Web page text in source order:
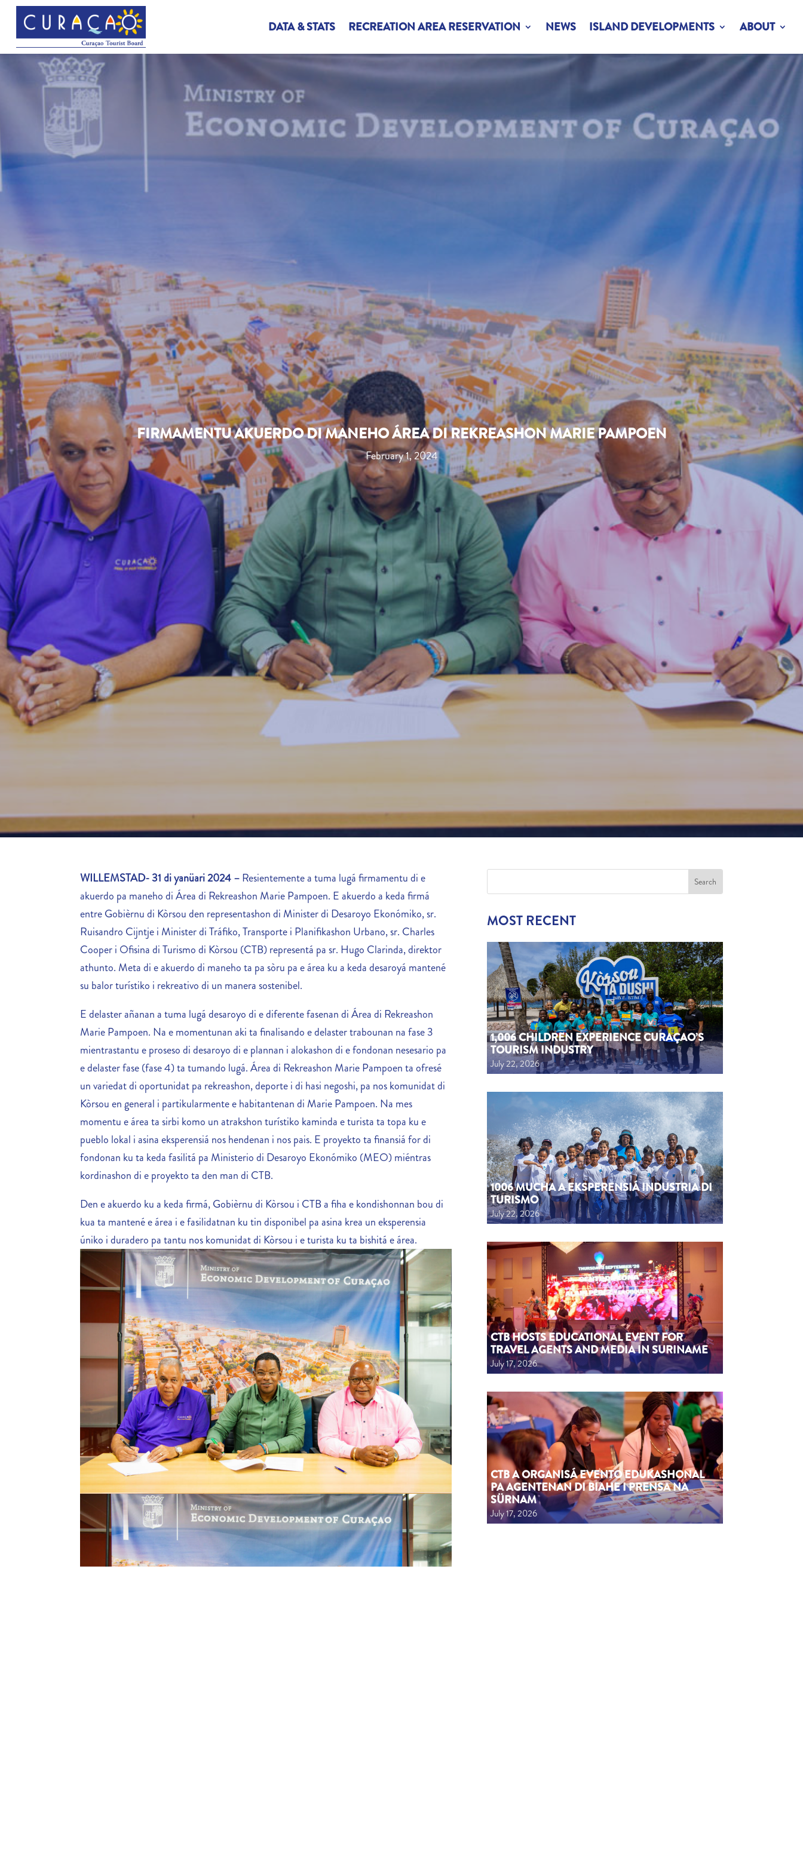
DATA & STATS RECREATION AREA RESERVATION NEWS ISLAND DEVELOPMENTS ABOUT
FIRMAMENTU AKUERDO DI MANEHO ÁREA DI REKREASHON MARIE PAMPOEN
February 1, 2024
WILLEMSTAD- 31 di yanüari 2024 –Resientemente a tuma lugá firmamentu di e
akuerdo pa maneho di Área di Rekreashon Marie Pampoen. E akuerdo a keda firmá
entre Gobièrnu di Kòrsou den representashon di Minister di Desaroyo Ekonómiko, sr.
Ruisandro Cijntje i Minister di Tráfiko, Transporte i Planifikashon Urbano, sr. Charles
Cooper i Ofisina di Turismo di Kòrsou (CTB) representá pa sr. Hugo Clarinda, direktor
athunto. Meta di e akuerdo di maneho ta pa sòru pa e área ku a keda desaroyá mantené
su balor turístiko i rekreativo di un manera sostenibel.
E delaster añanan a tuma lugá desaroyo di e diferente fasenan di Área di Rekreashon
Marie Pampoen. Na e momentunan aki ta finalisando e delaster trabounan na fase 3
mientrastantu e proseso di desaroyo di e plannan i alokashon di e fondonan nesesario pa
e delaster fase (fase 4) ta tumando lugá. Área di Rekreashon Marie Pampoen ta ofresé
un variedat di oportunidat pa rekreashon, deporte i di hasi negoshi, pa nos komunidat di
Kòrsou en general i partikularmente e habitantenan di Marie Pampoen. Na mes
momentu e área ta sirbi komo un atrakshon turístiko kaminda e turista ta topa ku e
pueblo lokal i asina eksperensiá nos hendenan i nos pais. E proyekto ta finansiá for di
fondonan ku ta keda fasilitá pa Ministerio di Desaroyo Ekonómiko (MEO) miéntras
kordinashon di e proyekto ta den man di CTB.
Den e akuerdo ku a keda firmá, Gobièrnu di Kòrsou i CTB a fiha e kondishonnan bou di
kua ta mantené e área i e fasilidatnan ku tin disponibel pa asina krea un eksperensia
úniko i duradero pa tantu nos komunidat di Kòrsou i e turista ku ta bishitá e área.
MOST RECENT
1,006 CHILDREN EXPERIENCE CURAÇAO’S
TOURISM INDUSTRY
July 22, 2026
1006 MUCHA A EKSPERENSIÁ INDUSTRIA DI
TURISMO
July 22, 2026
CTB HOSTS EDUCATIONAL EVENT FOR
TRAVEL AGENTS AND MEDIA IN SURINAME
July 17, 2026
CTB A ORGANISÁ EVENTO EDUKASHONAL
PA AGENTENAN DI BIAHE I PRENSA NA
SÜRNAM
July 17, 2026